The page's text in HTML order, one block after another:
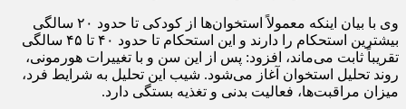
وی با بیان اینکه معمولاً استخوان‌ها از کودکی تا حدود ۲۰ سالگی
بیشترین استحکام را دارند و این استحکام تا حدود ۴۰ تا ۴۵ سالگی
تقریباً ثابت می‌ماند، افزود: پس از این سن و با تغییرات هورمونی،
روند تحلیل استخوان آغاز می‌شود. شیب این تحلیل به شرایط فرد،
میزان مراقبت‌ها، فعالیت بدنی و تغذیه بستگی دارد.